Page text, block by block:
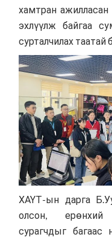
хамтран
эхлүүлж байгаа
сурталчилах
ХАҮТ-ын дарга
олсон, ерөнхий
сурагчдыг багаас